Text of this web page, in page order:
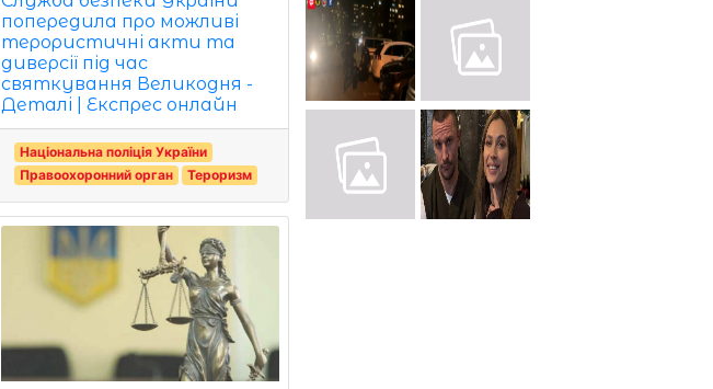
попередила про можливі
терористичні акти та
диверсії під час
святкування Великодня -
Деталі | Експрес онлайн
Національна поліція України
Правоохоронний орган
Тероризм